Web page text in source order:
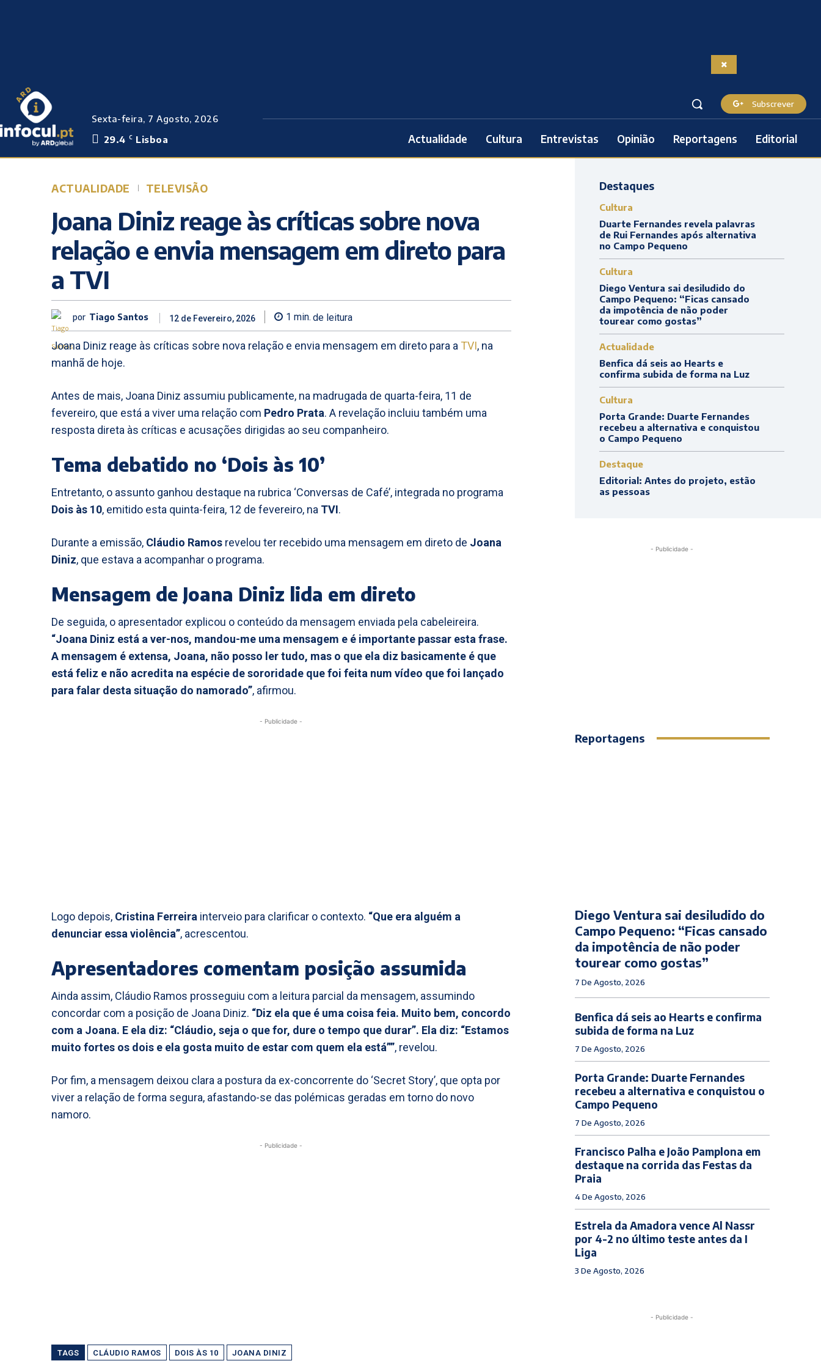
Sexta-feira, 7 Agosto, 2026
29.4 C Lisboa
Subscrever
Actualidade Cultura Entrevistas Opinião Reportagens Editorial
ACTUALIDADE TELEVISÃO
Joana Diniz reage às críticas sobre nova
relação e envia mensagem em direto para
a TVI
por Tiago Santos 12 de Fevereiro, 2026 1 min. de leitura
Joana Diniz reage às críticas sobre nova relação e envia mensagem em direto para a TVI, na
manhã de hoje.
Antes de mais, Joana Diniz assumiu publicamente, na madrugada de quarta-feira, 11 de
fevereiro, que está a viver uma relação com Pedro Prata. A revelação incluiu também uma
resposta direta às críticas e acusações dirigidas ao seu companheiro.
Tema debatido no ‘Dois às 10’
Entretanto, o assunto ganhou destaque na rubrica ‘Conversas de Café’, integrada no programa
Dois às 10, emitido esta quinta-feira, 12 de fevereiro, na TVI.
Durante a emissão, Cláudio Ramos revelou ter recebido uma mensagem em direto de Joana
Diniz, que estava a acompanhar o programa.
Mensagem de Joana Diniz lida em direto
De seguida, o apresentador explicou o conteúdo da mensagem enviada pela cabeleireira.
“Joana Diniz está a ver-nos, mandou-me uma mensagem e é importante passar esta frase.
A mensagem é extensa, Joana, não posso ler tudo, mas o que ela diz basicamente é que
está feliz e não acredita na espécie de sororidade que foi feita num vídeo que foi lançado
para falar desta situação do namorado”, afirmou.
- Publicidade -
Logo depois, Cristina Ferreira interveio para clarificar o contexto. “Que era alguém a
denunciar essa violência”, acrescentou.
Apresentadores comentam posição assumida
Ainda assim, Cláudio Ramos prosseguiu com a leitura parcial da mensagem, assumindo
concordar com a posição de Joana Diniz. “Diz ela que é uma coisa feia. Muito bem, concordo
com a Joana. E ela diz: “Cláudio, seja o que for, dure o tempo que durar”. Ela diz: “Estamos
muito fortes os dois e ela gosta muito de estar com quem ela está””, revelou.
Por fim, a mensagem deixou clara a postura da ex-concorrente do ‘Secret Story’, que opta por
viver a relação de forma segura, afastando-se das polémicas geradas em torno do novo
namoro.
- Publicidade -
TAGS CLÁUDIO RAMOS DOIS ÀS 10 JOANA DINIZ
Destaques
Cultura
Duarte Fernandes revela palavras
de Rui Fernandes após alternativa
no Campo Pequeno
Cultura
Diego Ventura sai desiludido do
Campo Pequeno: “Ficas cansado
da impotência de não poder
tourear como gostas”
Actualidade
Benfica dá seis ao Hearts e
confirma subida de forma na Luz
Cultura
Porta Grande: Duarte Fernandes
recebeu a alternativa e conquistou
o Campo Pequeno
Destaque
Editorial: Antes do projeto, estão
as pessoas
- Publicidade -
Reportagens
Diego Ventura sai desiludido do
Campo Pequeno: “Ficas cansado
da impotência de não poder
tourear como gostas”
7 De Agosto, 2026
Benfica dá seis ao Hearts e confirma
subida de forma na Luz
7 De Agosto, 2026
Porta Grande: Duarte Fernandes
recebeu a alternativa e conquistou o
Campo Pequeno
7 De Agosto, 2026
Francisco Palha e João Pamplona em
destaque na corrida das Festas da
Praia
4 De Agosto, 2026
Estrela da Amadora vence Al Nassr
por 4-2 no último teste antes da I
Liga
3 De Agosto, 2026
- Publicidade -